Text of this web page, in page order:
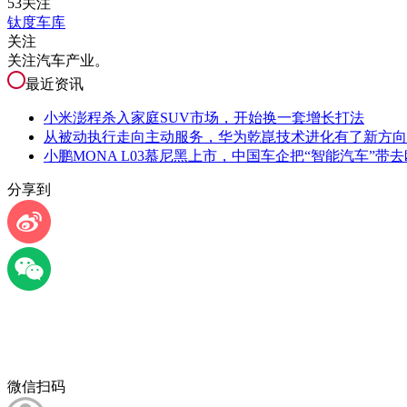
53关注
钛度车库
关注
关注汽车产业。
最近资讯
小米澎程杀入家庭SUV市场，开始换一套增长打法
从被动执行走向主动服务，华为乾崑技术进化有了新方向
小鹏MONA L03慕尼黑上市，中国车企把“智能汽车”带
分享到
微信扫码